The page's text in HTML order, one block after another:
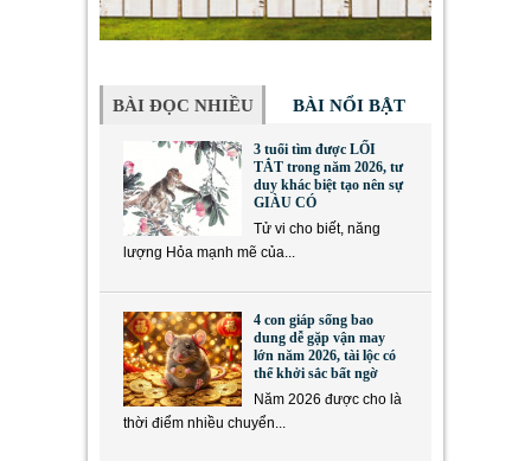
BÀI ĐỌC NHIỀU BÀI NỔI BẬT
3 tuổi tìm được LỐI
TẮT trong năm 2026, tư
duy khác biệt tạo nên sự
GIÀU CÓ
Tử vi cho biết, năng
lượng Hỏa mạnh mẽ của...
4 con giáp sống bao
dung dễ gặp vận may
lớn năm 2026, tài lộc có
thể khởi sắc bất ngờ
Năm 2026 được cho là
thời điểm nhiều chuyển...